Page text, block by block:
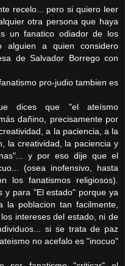
recelo... pero si quiero leer
otra persona que haya
un fanatico odiador de los
a quien considero
de Salvador Borrego con
pro-judio tambien es
dices que "el ateísmo
dañino, precisamente por
a la paciencia, a la
la creatividad, la paciencia y
y por eso dije que el
(osea inofensivo, hasta
los fanatismos religiosos).
y para "El estado" porque ya
poblacion tan facilmente,
intereses del estado, ni de
si se trata de paz
no acefalo es "inocuo"